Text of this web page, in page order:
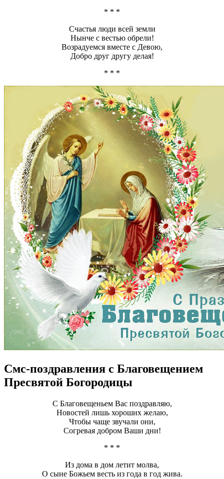
* * *
Счастья люди всей земли
Нынче с вестью обрели!
Возрадуемся вместе с Девою,
Добро друг другу делая!
* * *
Смс-поздравления с Благовещением
Пресвятой Богородицы
С Благовещеньем Вас поздравляю,
Новостей лишь хороших желаю,
Чтобы чаще звучали они,
Согревая добром Ваши дни!
* * *
Из дома в дом летит молва,
О сыне Божьем весть из года в год жива.